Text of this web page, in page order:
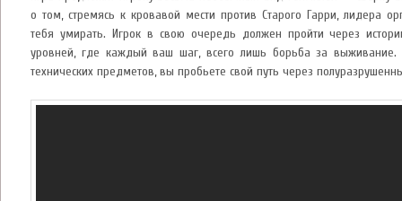
о том, стремясь к кровавой мести против Старого Гарри, лидера
тебя умирать. Игрок в свою очередь должен пройти через
уровней, где каждый ваш шаг, всего лишь борьба за выживание.
технических предметов, вы пробьете свой путь через